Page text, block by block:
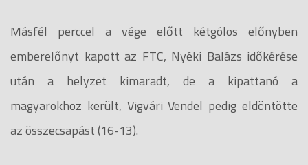
Másfél perccel a vége előtt kétgólos előnyben
emberelőnyt kapott az FTC, Nyéki Balázs időkérése
után a helyzet kimaradt, de a kipattanó a
magyarokhoz került, Vigvári Vendel pedig eldöntötte
az összecsapást (16-13).